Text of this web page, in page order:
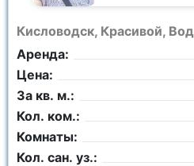
Кисловодск, Красивой,
Аренда:
Цена:
За кв. м.:
Кол. ком.:
Комнаты:
Кол. сан. уз.: